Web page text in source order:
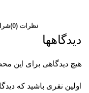
نظرات (0)
دیدگاهها
هیچ دیدگاهی برای این
اولین نفری باشید که